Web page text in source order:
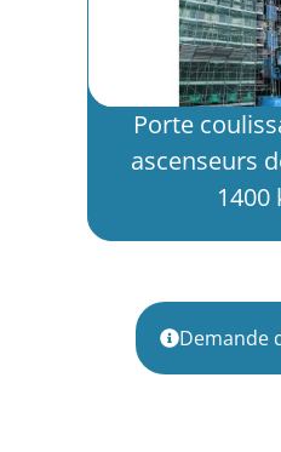
Porte
ascenseurs
1400
Demande